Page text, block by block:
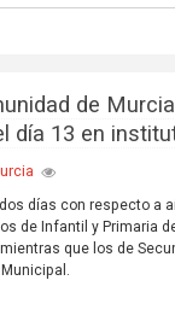
de
día 13 en
días con respecto a
de Infantil y Primaria
que los de